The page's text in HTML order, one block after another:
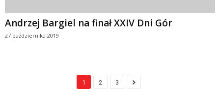
Andrzej Bargiel na finał XXIV Dni Gór
27 października 2019
1 2 3